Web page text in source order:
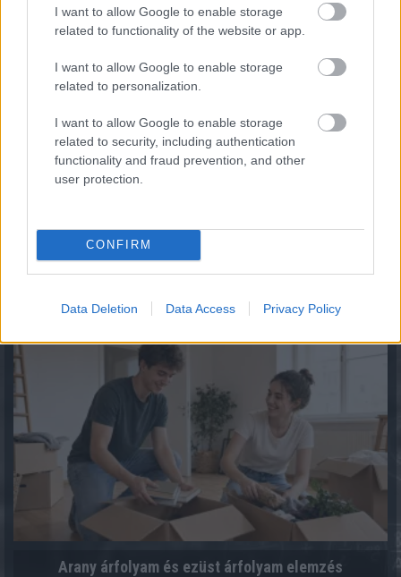
I want to allow Google to enable storage
related to functionality of the website or app.
I want to allow Google to enable storage
related to personalization.
I want to allow Google to enable storage
related to security, including authentication
functionality and fraud prevention, and other
user protection.
CONFIRM
Data Deletion Data Access Privacy Policy
Szegeden, Debrecenben és Nyíregyházán
Arany árfolyam és ezüst árfolyam elemzés